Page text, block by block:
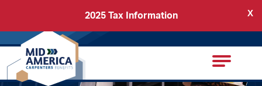
X
2025 Tax Information
Carpenters Regional Council